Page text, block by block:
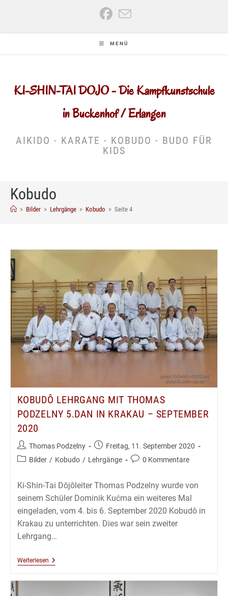
MENÜ
KI-SHIN-TAI DOJO - Die Kampfkunstschule
in Buckenhof / Erlangen
AIKIDO - KARATE - KOBUDO - BUDO FÜR
KIDS
Kobudo
> Bilder > Lehrgänge > Kobudo > Seite 4
KOBUDÔ LEHRGANG MIT THOMAS
PODZELNY 5.DAN IN KRAKAU – SEPTEMBER
2020
Beitrags-
Autor:
Thomas Podzelny
Beitrag
veröffentlicht:
Freitag, 11. September 2020
Beitrags-
Bilder / Kobudo / Lehrgänge
Beitrags-
0 Kommentare
Ki-Shin-Tai Dôjôleiter Thomas Podzelny wurde von
seinem Schüler Dominik Kućma ein weiteres Mal
eingeladen, vom 4. bis 6. September 2020 Kobudô in
Krakau zu unterrichten. Dies war sein zweiter
Lehrgang…
WeiterlesenKobudô